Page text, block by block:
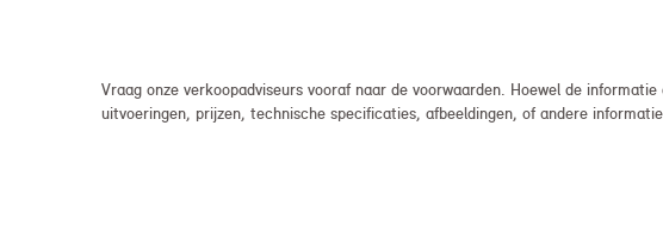
Vraag onze verkoopadviseurs vooraf naar de voorwaarden. Hoewel de
uitvoeringen, prijzen, technische specificaties, afbeeldingen, of andere